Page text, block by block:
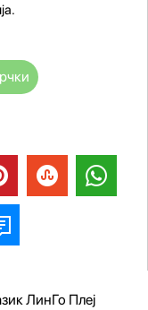
ЛинГо Плеј